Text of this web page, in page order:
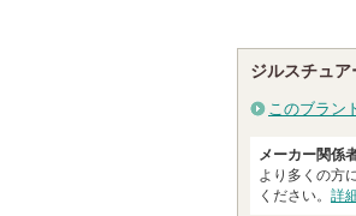
ジルスチュ
このブラン
メーカー関係
より多くの方
ください。 詳